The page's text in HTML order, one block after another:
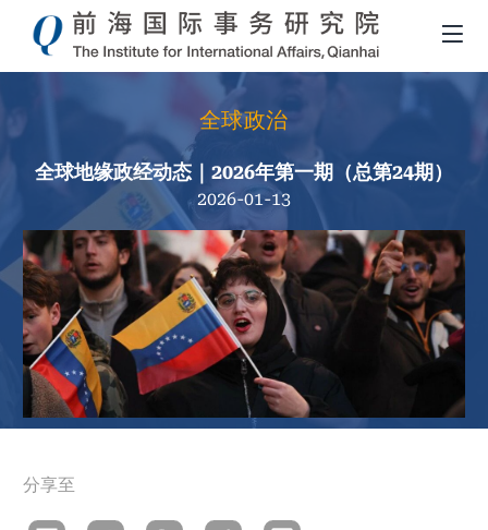
全球政治
全球地缘政经动态｜2026年第一期（总第24期）
2026-01-13
包
分享至